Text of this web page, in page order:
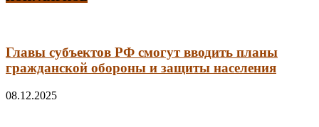
Главы субъектов РФ смогут вводить планы
гражданской обороны и защиты населения
08.12.2025